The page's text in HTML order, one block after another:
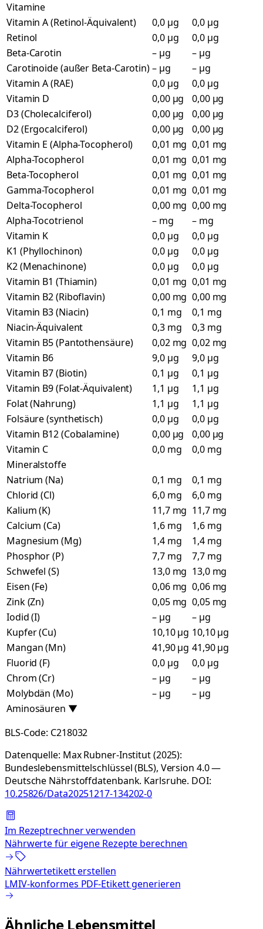
Vitamine
Vitamin A (Retinol-Äquivalent)
0,0 µg
0,0 µg
Retinol
0,0 µg
0,0 µg
Beta-Carotin
– µg
– µg
Carotinoide (außer Beta-Carotin)– µg
– µg
Vitamin A (RAE)
0,0 µg
0,0 µg
Vitamin D
0,00 µg
0,00 µg
D3 (Cholecalciferol)
0,00 µg
0,00 µg
D2 (Ergocalciferol)
0,00 µg
0,00 µg
Vitamin E (Alpha-Tocopherol)
0,01 mg 0,01 mg
Alpha-Tocopherol
0,01 mg 0,01 mg
Beta-Tocopherol
0,01 mg 0,01 mg
Gamma-Tocopherol
0,01 mg 0,01 mg
Delta-Tocopherol
0,00 mg 0,00 mg
Alpha-Tocotrienol
– mg
– mg
Vitamin K
0,0 µg
0,0 µg
K1 (Phyllochinon)
0,0 µg
0,0 µg
K2 (Menachinone)
0,0 µg
0,0 µg
Vitamin B1 (Thiamin)
0,01 mg 0,01 mg
Vitamin B2 (Riboflavin)
0,00 mg 0,00 mg
Vitamin B3 (Niacin)
0,1 mg
0,1 mg
Niacin-Äquivalent
0,3 mg
0,3 mg
Vitamin B5 (Pantothensäure)
0,02 mg 0,02 mg
Vitamin B6
9,0 µg
9,0 µg
Vitamin B7 (Biotin)
0,1 µg
0,1 µg
Vitamin B9 (Folat-Äquivalent)
1,1 µg
1,1 µg
Folat (Nahrung)
1,1 µg
1,1 µg
Folsäure (synthetisch)
0,0 µg
0,0 µg
Vitamin B12 (Cobalamine)
0,00 µg
0,00 µg
Vitamin C
0,0 mg
0,0 mg
Mineralstoffe
Natrium (Na)
0,1 mg
0,1 mg
Chlorid (Cl)
6,0 mg
6,0 mg
Kalium (K)
11,7 mg 11,7 mg
Calcium (Ca)
1,6 mg
1,6 mg
Magnesium (Mg)
1,4 mg
1,4 mg
Phosphor (P)
7,7 mg
7,7 mg
Schwefel (S)
13,0 mg 13,0 mg
Eisen (Fe)
0,06 mg 0,06 mg
Zink (Zn)
0,05 mg 0,05 mg
Iodid (I)
– µg
– µg
Kupfer (Cu)
10,10 µg 10,10 µg
Mangan (Mn)
41,90 µg 41,90 µg
Fluorid (F)
0,0 µg
0,0 µg
Chrom (Cr)
– µg
– µg
Molybdän (Mo)
– µg
– µg
Aminosäuren ▼
BLS-Code: C218032
Datenquelle: Max Rubner-Institut (2025):
Bundeslebensmittelschlüssel (BLS), Version 4.0 —
Deutsche Nährstoffdatenbank. Karlsruhe. DOI:
10.25826/Data20251217-134202-0
Im Rezeptrechner verwenden
Nährwerte für eigene Rezepte berechnen
Nährwertetikett erstellen
LMIV-konformes PDF-Etikett generieren
Ähnliche Lebensmittel